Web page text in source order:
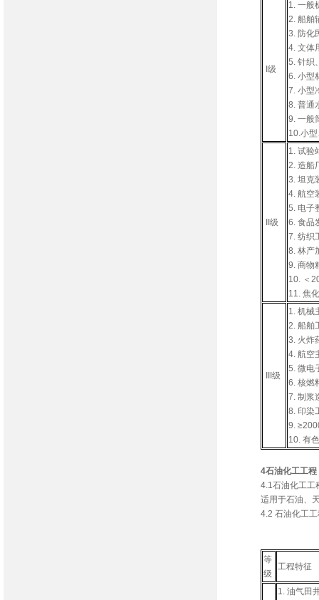
I级
1. 一般
2. 船舶
3. 防化
4. 文体
5. 针织
6. 小型
7. 小型
8. 普通
9. 一般
10.小
II级
1. 试验
2. 造船
3. 坦克
4. 航空
5. 电子
6. 食品
7. 纺织
8. 林产
9. 商物
10. ＜
11. 焦
III级
1. 机械
2. 船舶
3. 火炸
4. 航空
5. 微电
6. 核燃
7. 制浆
8. 印染
9.
10. 有
4石油化工工程
4.1石油化工工
适用于石油、
4.2 石油化工
等
级
工程特征
1. 油气田